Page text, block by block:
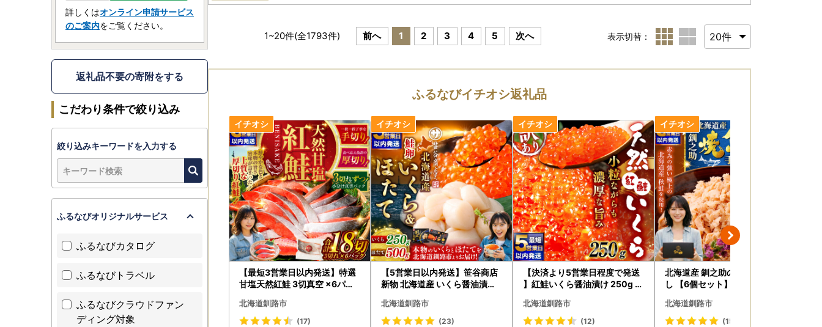
ふるまどの詳細はこちらからご確認ください。
------------------------------------------------
ヤマト運輸の規定変更により、2023年6月1日以降、
お荷物の送り状に記載されたご住所以外にお届け先を変更（転送）する場合、
送り状に記載されたお届け先から変更後のお届け先までの配送料が着払いで発生いたします。
なお、ご贈答用の場合でも受取人様に着払いでご負担いただくことになりますので、
お届け先のご住所をご入力いただく際には
十分にご注意いただいた上でお申込いただきますようお願いいたします。
※転送を拒否された場合の返礼品の再発送はいたしません。
詳しくはヤマト運輸のホームページをご確認ください。
https://www.yamato-hd.co.jp/important/info_230417_2.html
1~20件(全1793件) 前へ 1 2 3 4 5 次へ 表示切替：
ふるなびイチオシ返礼品
【最短3営業日以内発送】特選
甘塩天然紅鮭 3切真空 ×6パッ
北海道釧路市
(17)
【5営業日以内発送】笹谷商店
新物 北海道産 いくら醤油漬け2
北海道釧路市
(23)
【決済より5営業日程度で発送
】紅鮭いくら醤油漬け 250g 冷
飯のお供 ご飯 米 北海道 釧路市
北海道釧路市
(12)
北海道産 釧之助の焼鮭手ほぐ
し 【6個セット】 ふるさと納税
北海道釧路市
(15)
詳しくはオンライン申請サービス
のご案内をご覧ください。
返礼品不要の寄附をする
こだわり条件で絞り込み
絞り込みキーワードを入力する
ふるなびオリジナルサービス
ふるなびカタログ
ふるなびトラベル
ふるなびクラウドファン
ディング対象